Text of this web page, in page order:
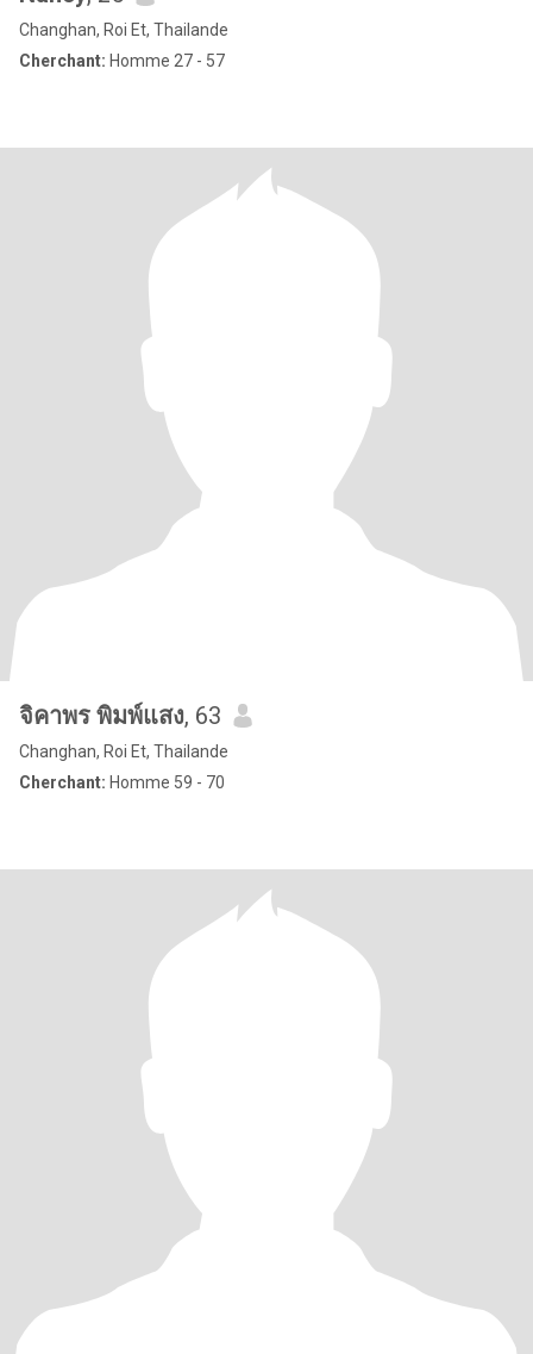
Changhan, Roi Et, Thailande
Cherchant: Homme 27 - 57
จิคาพร พิมพ์แสง, 63
Changhan, Roi Et, Thailande
Cherchant: Homme 59 - 70